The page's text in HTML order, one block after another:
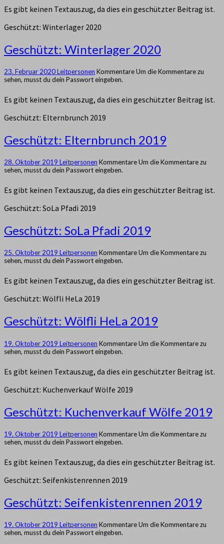
Es gibt keinen Textauszug, da dies ein geschützter Beitrag ist.
Geschützt: Winterlager 2020
Geschützt: Winterlager 2020
23. Februar 2020Leitpersonen KommentareUm die Kommentare zu
sehen, musst du dein Passwort eingeben.
Es gibt keinen Textauszug, da dies ein geschützter Beitrag ist.
Geschützt: Elternbrunch 2019
Geschützt: Elternbrunch 2019
28. Oktober 2019 Leitpersonen KommentareUm die Kommentare zu
sehen, musst du dein Passwort eingeben.
Es gibt keinen Textauszug, da dies ein geschützter Beitrag ist.
Geschützt: SoLa Pfadi 2019
Geschützt: SoLa Pfadi 2019
25. Oktober 2019 Leitpersonen KommentareUm die Kommentare zu
sehen, musst du dein Passwort eingeben.
Es gibt keinen Textauszug, da dies ein geschützter Beitrag ist.
Geschützt: Wölfli HeLa 2019
Geschützt: Wölfli HeLa 2019
19. Oktober 2019 Leitpersonen KommentareUm die Kommentare zu
sehen, musst du dein Passwort eingeben.
Es gibt keinen Textauszug, da dies ein geschützter Beitrag ist.
Geschützt: Kuchenverkauf Wölfe 2019
Geschützt: Kuchenverkauf Wölfe 2019
19. Oktober 2019 Leitpersonen KommentareUm die Kommentare zu
sehen, musst du dein Passwort eingeben.
Es gibt keinen Textauszug, da dies ein geschützter Beitrag ist.
Geschützt: Seifenkistenrennen 2019
Geschützt: Seifenkistenrennen 2019
19. Oktober 2019 Leitpersonen KommentareUm die Kommentare zu
sehen, musst du dein Passwort eingeben.